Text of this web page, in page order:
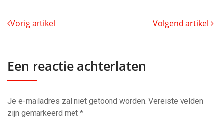
Vorig artikel Volgend artikel
Een reactie achterlaten
Je e-mailadres zal niet getoond worden. Vereiste velden
zijn gemarkeerd met *